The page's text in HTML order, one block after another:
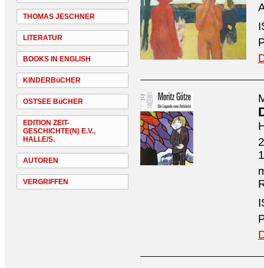
THOMAS JESCHNER
LITERATUR
BOOKS IN ENGLISH
KINDERBüCHER
OSTSEE BüCHER
EDITION ZEIT-
GESCHICHTE(N) E.V.,
HALLE/S.
AUTOREN
VERGRIFFEN